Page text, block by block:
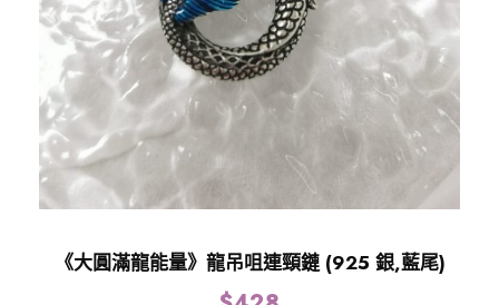
《大圓滿龍能量》龍吊咀連頸鏈 (925 銀,藍尾)